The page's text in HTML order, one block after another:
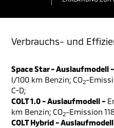
Verbrauchs- und
Space Star - Auslaufmodell -
l/100 km Benzin; CO2-
C-D;
COLT 1.0 - Auslaufmodell -
km Benzin; CO2-Emission
COLT Hybrid -